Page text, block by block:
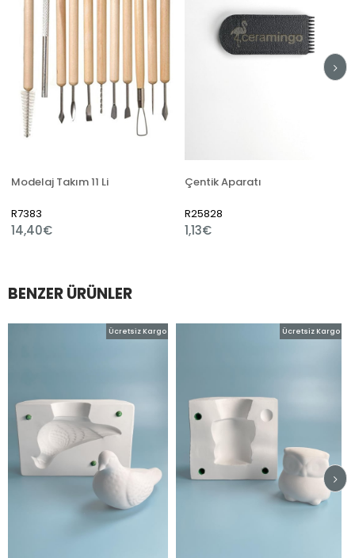
Modelaj Takım 11 Li
R7383
14,40€
Çentik Aparatı
R25828
1,13€
BENZER ÜRÜNLER